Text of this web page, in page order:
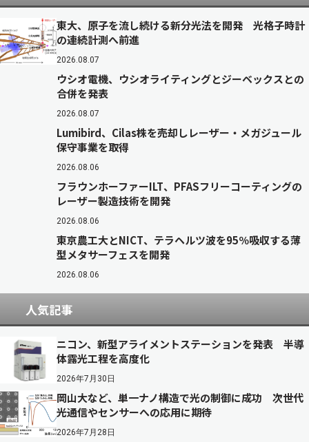
東大、原子を流し続ける新分光法を開発 光格子時計
の連続計測へ前進
2026.08.07
ウシオ電機、ウシオライティングとジーベックスとの
合併を発表
2026.08.07
Lumibird、Cilas株を売却しレーザー・メガジュール
保守事業を取得
2026.08.06
フラウンホーファーILT、PFASフリーコーティングの
レーザー製造技術を開発
2026.08.06
東京農工大とNICT、テラヘルツ波を95％吸収する薄
型メタサーフェスを開発
2026.08.06
人気記事
ニコン、新型アライメントステーションを発表 半導
体露光工程を高度化
2026年7月30日
岡山大など、単一ナノ構造で光の制御に成功 次世代
光通信やセンサーへの応用に期待
2026年7月28日